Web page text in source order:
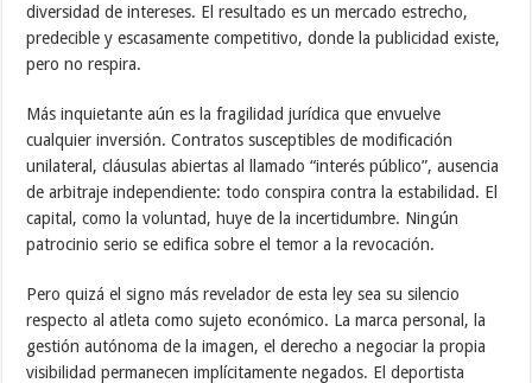
diversidad de intereses. El resultado es un mercado estrecho,
predecible y escasamente competitivo, donde la publicidad existe,
pero no respira.
Más inquietante aún es la fragilidad jurídica que envuelve
cualquier inversión. Contratos susceptibles de modificación
unilateral, cláusulas abiertas al llamado “interés público”, ausencia
de arbitraje independiente: todo conspira contra la estabilidad. El
capital, como la voluntad, huye de la incertidumbre. Ningún
patrocinio serio se edifica sobre el temor a la revocación.
Pero quizá el signo más revelador de esta ley sea su silencio
respecto al atleta como sujeto económico. La marca personal, la
gestión autónoma de la imagen, el derecho a negociar la propia
visibilidad permanecen implícitamente negados. El deportista